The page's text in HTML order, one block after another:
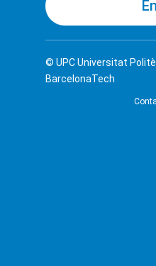
© UPCUniversitat
BarcelonaTech